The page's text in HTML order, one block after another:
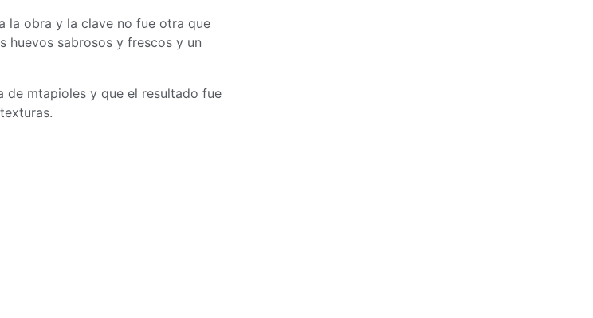
la obra y la clave no fue otra que
huevos sabrosos y frescos y un
de mtapioles y que el resultado fue